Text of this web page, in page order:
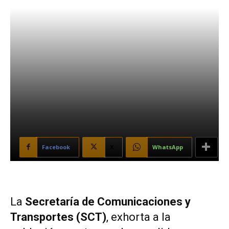
Facebook WhatsApp
La Secretaría de Comunicaciones y
Transportes (SCT), exhorta a la